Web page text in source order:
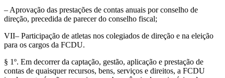
– Aprovação das prestações de contas anuais por conselho de
direção, precedida de parecer do conselho fiscal;
VII– Participação de atletas nos colegiados de direção e na eleição
para os cargos da FCDU.
§ 1º. Em decorrer da captação, gestão, aplicação e prestação de
contas de quaisquer recursos, bens, serviços e direitos, a FCDU